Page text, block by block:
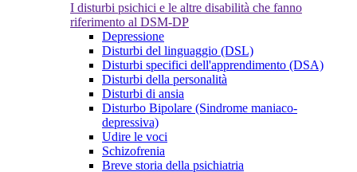
I disturbi psichici e le altre disabilità che fanno
riferimento al DSM-DP
Depressione
Disturbi del linguaggio (DSL)
Disturbi specifici dell'apprendimento (DSA)
Disturbi della personalità
Disturbi di ansia
Disturbo Bipolare (Sindrome maniaco-
depressiva)
Udire le voci
Schizofrenia
Breve storia della psichiatria